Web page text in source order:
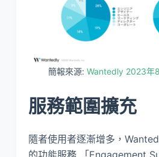
簡報來源: Wantedly 2023年
服務範圍擴充
隨者使用者逐漸增多，
的功能服務 「Engagement